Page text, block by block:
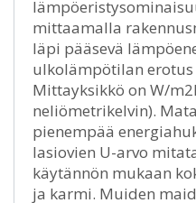
mittaamalla
läpi pääsevä
ulkolämpötilan erotus
Mittayksikkö on W/
neliömetrikelvin).
pienempää
lasiovien U-arvo
käytännön mukaan
ja karmi. Muiden